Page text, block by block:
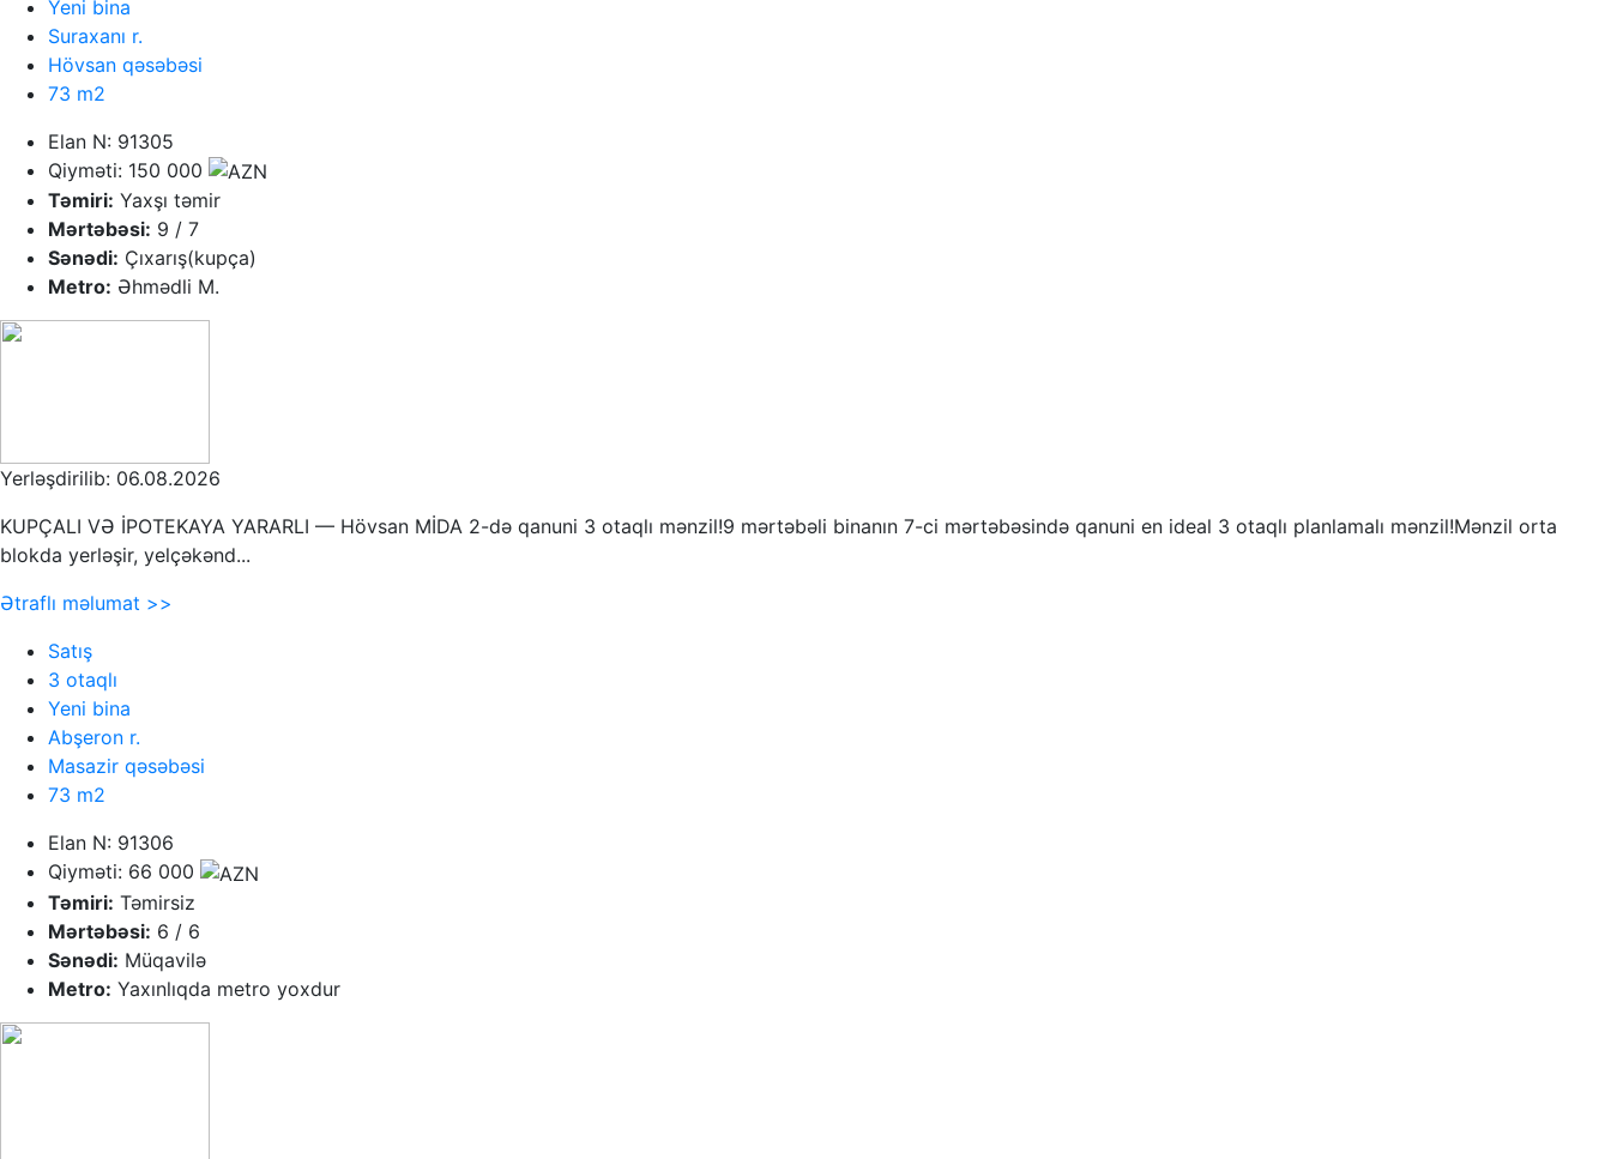
Yeni bina
Suraxanı r.
Hövsan qəsəbəsi
73 m2
Elan N: 91305
Qiyməti: 150 000
Təmiri: Yaxşı təmir
Mərtəbəsi: 9 / 7
Sənədi: Çıxarış(kupça)
Metro: Əhmədli M.
Yerləşdirilib: 06.08.2026
KUPÇALI VƏ İPOTEKAYA YARARLI — Hövsan MİDA 2-də qanuni 3 otaqlı mənzil!9 mərtəbəli binanın 7-ci mərtəbəsində qanuni en ideal 3 otaqlı planlamalı mənzil!Mənzil orta
blokda yerləşir, yelçəkənd...
Ətraflı məlumat >>
Satış
3 otaqlı
Yeni bina
Abşeron r.
Masazir qəsəbəsi
73 m2
Elan N: 91306
Qiyməti: 66 000
Təmiri: Təmirsiz
Mərtəbəsi: 6 / 6
Sənədi: Müqavilə
Metro: Yaxınlıqda metro yoxdur